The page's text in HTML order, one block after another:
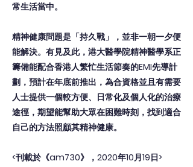
常生活當中。
精神健康問題是「持久戰」，並非一朝一夕便
能解決。有見及此，港大醫學院精神醫學系正
籌備能配合香港人繁忙生活節奏的EMI先導計
劃，預計在年底前推出，為合資格並且有需要
人士提供一個較方便、日常化及個人化的治療
途徑，期望能幫助大眾在困難時刻，找到適合
自己的方法照顧其精神健康。
<刊載於《am730》，2020年10月19日>